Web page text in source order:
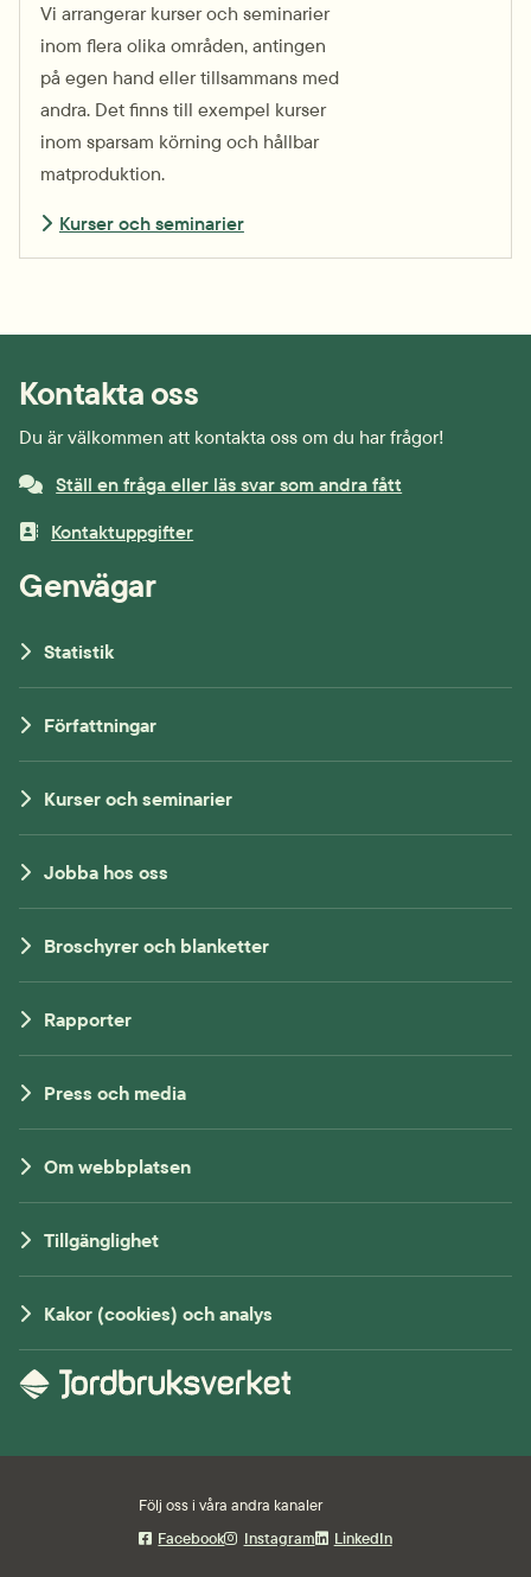
Vi arrangerar kurser och seminarier
inom flera olika områden, antingen
på egen hand eller tillsammans med
andra. Det finns till exempel kurser
inom sparsam körning och hållbar
matproduktion.
Kurser och seminarier
Kontakta oss
Du är välkommen att kontakta oss om du har frågor!
Ställ en fråga eller läs svar som andra fått
Kontaktuppgifter
Genvägar
Statistik
Författningar
Kurser och seminarier
Jobba hos oss
Broschyrer och blanketter
Rapporter
Press och media
Om webbplatsen
Tillgänglighet
Kakor (cookies) och analys
Följ oss i våra andra kanaler
Facebook
Instagram LinkedIn